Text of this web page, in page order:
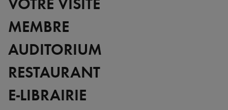
MEMBRE
AUDITORIUM
RESTAURANT
E-LIBRAIRIE